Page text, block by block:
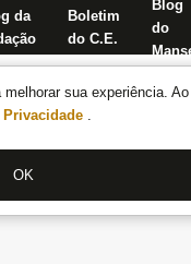
sua experiência.
.
OK
da
Boletim
do C.E.
Blog
do